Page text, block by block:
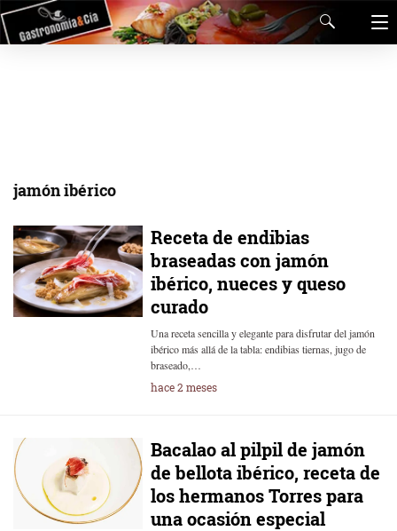
jamón ibérico
Receta de endibias
braseadas con jamón
ibérico, nueces y queso
curado
Una receta sencilla y elegante para disfrutar del jamón
ibérico más allá de la tabla: endibias tiernas, jugo de
braseado,…
hace 2 meses
Bacalao al pilpil de jamón
de bellota ibérico, receta de
los hermanos Torres para
una ocasión especial